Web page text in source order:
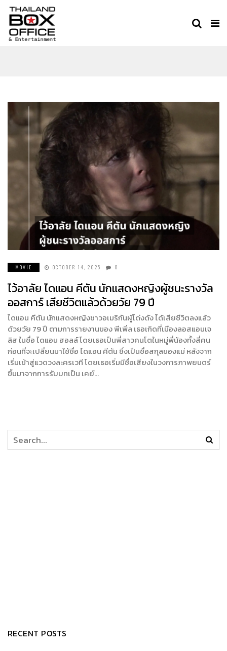
DIANE KEATON
MOVIE OCTOBER 14, 2025 0
ไว้อาลัย ไดแอน คีตัน นักแสดงหญิงผู้ชนะรางวัล
ออสการ์ เสียชีวิตแล้วด้วยวัย 79 ปี
ไดแอน คีตัน นักแสดงหญิงชาวอเมริกันผู้โด่งดัง ได้เสียชีวิตลงแล้ว
ด้วยวัย 79 ปี ตามการรายงานของ พีเพิ่ล เธอเกิดที่เมืองลอสแอนเจ
ลิส ในชื่อ ไดแอน ฮอลล์ โดยเธอเป็นพี่สาวคนโตในหมู่พี่น้องทั้งสี่คน
ก่อนที่จะเปลี่ยนมาใช้ชื่อ ไดแอน คีตัน ซึ่งเป็นชื่อสกุลของแม่ หลังจาก
เริ่มเข้าสู่แวดวงละครเวที โดยเธอเริ่มมีชื่อเสียงในวงการภาพยนตร์
ขึ้นมาจากการรับบทเป็น เคย์…
RECENT POSTS